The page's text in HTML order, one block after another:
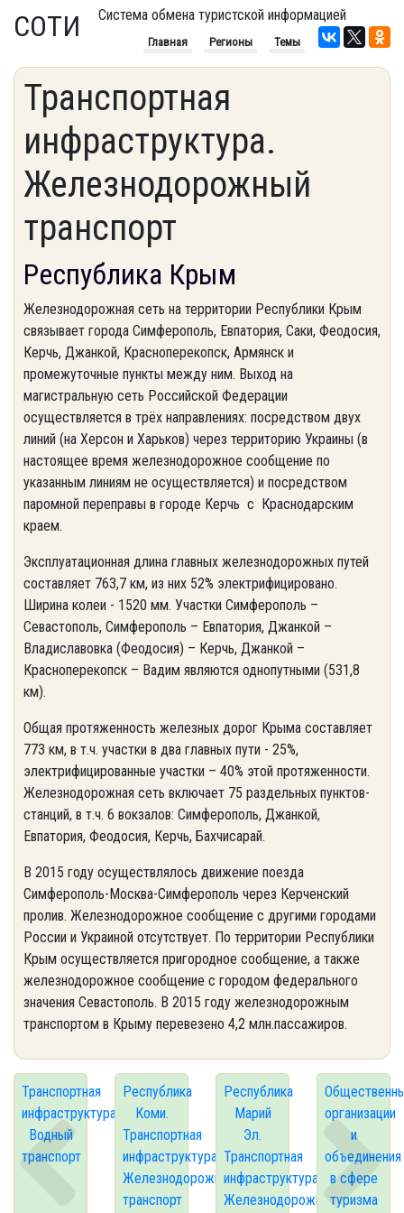
СОТИ Система обмена туристской информацией
Главная Регионы Темы
Транспортная
инфраструктура.
Железнодорожный
транспорт
Республика Крым
Железнодорожная сеть на территории Республики Крым
связывает города Симферополь, Евпатория, Саки, Феодосия,
Керчь, Джанкой, Красноперекопск, Армянск и
промежуточные пункты между ним. Выход на
магистральную сеть Российской Федерации
осуществляется в трёх направлениях: посредством двух
линий (на Херсон и Харьков) через территорию Украины (в
настоящее время железнодорожное сообщение по
указанным линиям не осуществляется) и посредством
паромной переправы в городе Керчь с Краснодарским
краем.
Эксплуатационная длина главных железнодорожных путей
составляет 763,7 км, из них 52% электрифицировано.
Ширина колеи - 1520 мм. Участки Симферополь –
Севастополь, Симферополь – Евпатория, Джанкой –
Владиславовка (Феодосия) – Керчь, Джанкой –
Красноперекопск – Вадим являются однопутными (531,8
км).
Общая протяженность железных дорог Крыма составляет
773 км, в т.ч. участки в два главных пути - 25%,
электрифицированные участки – 40% этой протяженности.
Железнодорожная сеть включает 75 раздельных пунктов-
станций, в т.ч. 6 вокзалов: Симферополь, Джанкой,
Евпатория, Феодосия, Керчь, Бахчисарай.
В 2015 году осуществлялось движение поезда
Симферополь-Москва-Симферополь через Керченский
пролив. Железнодорожное сообщение с другими городами
России и Украиной отсутствует. По территории Республики
Крым осуществляется пригородное сообщение, а также
железнодорожное сообщение с городом федерального
значения Севастополь. В 2015 году железнодорожным
транспортом в Крыму перевезено 4,2 млн.пассажиров.
Транспортная
инфраструктура.
Водный
транспорт
Республика
Коми.
Транспортная
инфраструктура.
Железнодорожный
транспорт
Республика
Марий
Эл.
Транспортная
инфраструктура.
Железнодорожный
организации
и
объединения
в сфере
туризма